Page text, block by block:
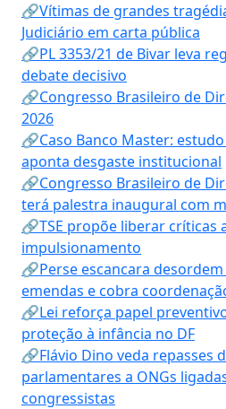
🔗Vítimas de grandes
Judiciário em carta pública
🔗PL 3353/21 de Bivar leva
debate decisivo
🔗Congresso Brasileiro de
2026
🔗Caso Banco Master:
aponta desgaste institucional
🔗Congresso Brasileiro de
terá palestra inaugural com
🔗TSE propõe liberar críticas
impulsionamento
🔗Perse escancara
emendas e cobra
🔗Lei reforça papel
proteção à infância no DF
🔗Flávio Dino veda repasses
parlamentares a ONGs
congressistas